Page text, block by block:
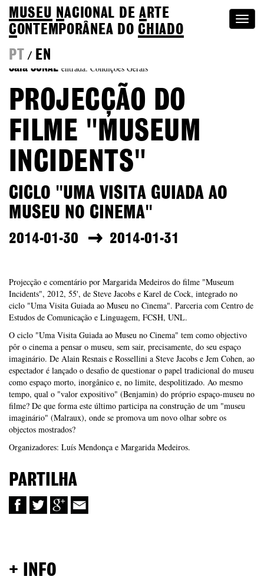
MUSEU NACIONAL DEA RTE
CONTEMPORÂNEA DOCHIADO
PT
/ EN
Sala SONAE entrada: Condições Gerais
PROJECÇÃO DO
FILME "MUSEUM
INCIDENTS"
CICLO "UMA VISITA GUIADA AO
MUSEU NO CINEMA"
2014-01-30 2014-01-31
Projecção e comentário por Margarida Medeiros do filme "Museum
Incidents", 2012, 55', de Steve Jacobs e Karel de Cock, integrado no
ciclo "Uma Visita Guiada ao Museu no Cinema". Parceria com Centro de
Estudos de Comunicação e Linguagem, FCSH, UNL.
O ciclo "Uma Visita Guiada ao Museu no Cinema" tem como objectivo
pôr o cinema a pensar o museu, sem sair, precisamente, do seu espaço
imaginário. De Alain Resnais e Rossellini a Steve Jacobs e Jem Cohen, ao
espectador é lançado o desafio de questionar o papel tradicional do museu
como espaço morto, inorgânico e, no limite, despolitizado. Ao mesmo
tempo, qual o "valor expositivo" (Benjamin) do próprio espaço-museu no
filme? De que forma este último participa na construção de um "museu
imaginário" (Malraux), onde se promova um novo olhar sobre os
objectos mostrados?
Organizadores: Luís Mendonça e Margarida Medeiros.
PARTILHA
+ INFO